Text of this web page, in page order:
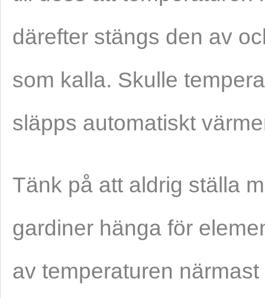
därefter stängs den av
som kalla. Skulle
släpps automatiskt
Tänk på att aldrig ställa
gardiner hänga för
av temperaturen